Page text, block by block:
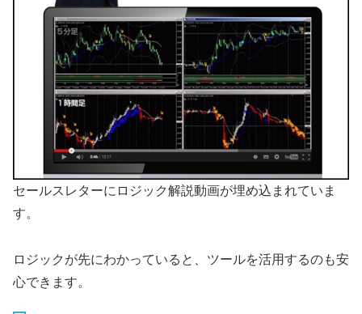
セールスレターにロジック解説動画が埋め込まれていま
す。
ロジックが先にわかっていると、ツールを活用するのも安
心できます。